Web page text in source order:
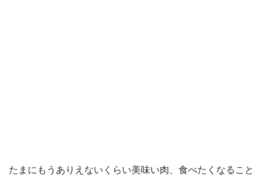
たまにもうありえないくらい美味い肉、食べたくなること